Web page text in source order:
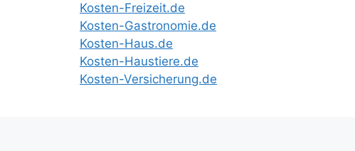
Kosten-Freizeit.de
Kosten-Gastronomie.de
Kosten-Haus.de
Kosten-Haustiere.de
Kosten-Versicherung.de